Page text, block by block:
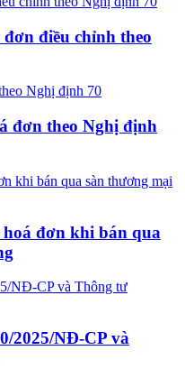
điều chỉnh theo
đơn theo Nghị định
đơn khi bán qua
2025/NĐ-CP và